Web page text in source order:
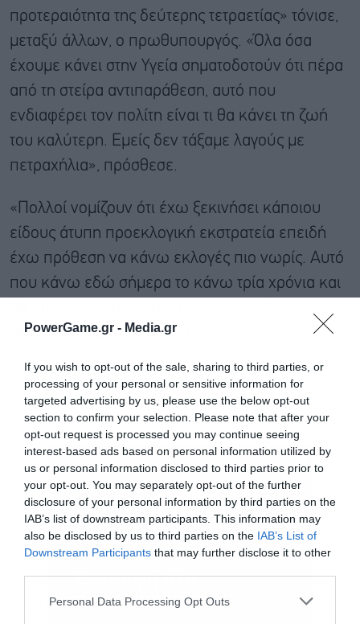
PowerGame.gr - Media.gr
If you wish to opt-out of the sale, sharing to third parties, or
processing of your personal or sensitive information for
targeted advertising by us, please use the below opt-out
section to confirm your selection. Please note that after your
opt-out request is processed you may continue seeing
interest-based ads based on personal information utilized by
us or personal information disclosed to third parties prior to
your opt-out. You may separately opt-out of the further
disclosure of your personal information by third parties on the
IAB’s list of downstream participants. This information may
also be disclosed by us to third parties on the IAB’s List of
Downstream Participants that may further disclose it to other
Personal Data Processing Opt Outs
προτεραιότητα της δεύτερης τετραετίας» τόνισε,
μεταξύ άλλων, ο πρωθυπουργός. «Όλα όσα
έχουμε κάνει στην Υγεία σηματοδοτούν ότι πέρα
από τη στείρα αντιπαράθεση, αυτό που
ενδιαφέρει τον πολίτη είναι τι θα κάνει τη ζωή
του καλύτερη. Εμείς δεν τάξαμε λαγούς με
πετραχήλια», πρόσθεσε.
«Πολλοί νομίζουν ότι έχω ξεκινήσει κάποιου
είδους άτυπη προεκλογική εκστρατεία επειδή
έχω πρόθεση να κάνω εκλογές πιο νωρίς. Αυτό
που κάνω εδώ σήμερα το κάνω τρία χρόνια και
σημείωσε χαρακτηριστικά.
δεκαετία του ’80 και του ’90, είναι η ιστορία του
Εγγραφή στο
newsletter